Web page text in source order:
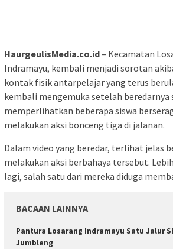
HaurgeulisMedia.co.id– Kecamatan
Indramayu, kembali menjadi sorotan
kontak fisik antarpelajar yang terus
kembali mengemuka setelah beredarnya
memperlihatkan beberapa siswa
melakukan aksi bonceng tiga di jalanan.
Dalam video yang beredar, terlihat jelas
melakukan aksi berbahaya tersebut.
lagi, salah satu dari mereka diduga
BACAAN LAINNYA
Pantura Losarang Indramayu Satu Jalur
Jumbleng